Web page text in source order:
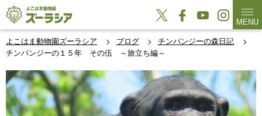
MENU
よこはま動物園ズーラシア ブログ
チンパンジーの森日記
チンパンジーの１５年 その伍 ～旅立ち編～